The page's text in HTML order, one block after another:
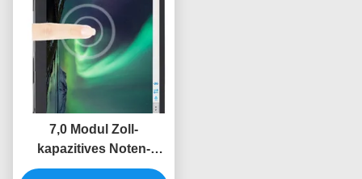
7,0 Modul Zoll-
kapazitives Noten-
Himbeerpu-Modul-